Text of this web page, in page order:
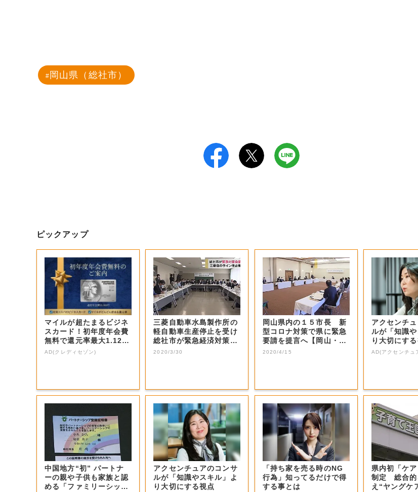
岡山県（総社市）
ピックアップ
マイルが超たまるビジネ
スカード！初年度年会費
無料で還元率最大1.12
5%
AD(クレディセゾン)
三菱自動車水島製作所の
軽自動車生産停止を受け
総社市が緊急経済対策会
議【岡山・総社...
2020/3/30
岡山県内の１５市長 新
型コロナ対策で県に緊急
要請を提言へ【岡山・総
社市】
2020/4/15
アクセンチ
ルが「知識
り大切にす
AD(アクセンチュ
中国地方“初” パートナ
ーの親や子供も家族と認
める「ファミリーシップ
アクセンチュアのコンサ
ルが「知識やスキル」よ
り大切にする視点
「持ち家を売る時のNG
行為」知ってるだけで得
する事とは
県内初「ケア
制定 総合的
え“ヤングケ